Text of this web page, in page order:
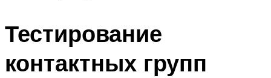
Тестирование
контактных групп